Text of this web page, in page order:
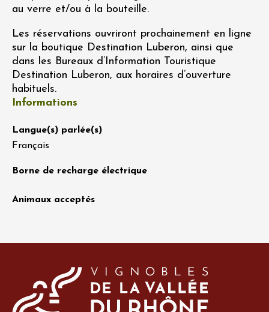
au verre et/ou à la bouteille.
Les réservations ouvriront prochainement en ligne
sur la boutique Destination Luberon, ainsi que
dans les Bureaux d’Information Touristique
Destination Luberon, aux horaires d’ouverture
habituels.
Informations
Langue(s) parlée(s)
Français
Borne de recharge électrique
Animaux acceptés